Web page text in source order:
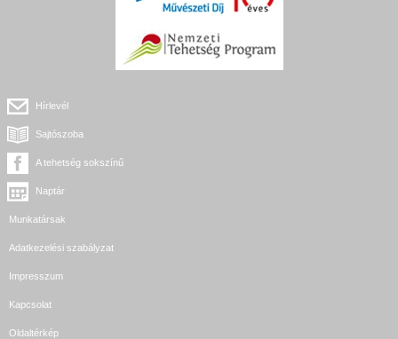
Hírlevél
Sajtószoba
A tehetség sokszínű
Naptár
Munkatársak
Adatkezelési szabályzat
Impresszum
Kapcsolat
Oldaltérkép